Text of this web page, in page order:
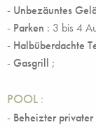
- Unbezäuntes
- Parken : 3 bis 4
- Halbüberdachte
-Gasgrill ;
POOL :
- Beheizter